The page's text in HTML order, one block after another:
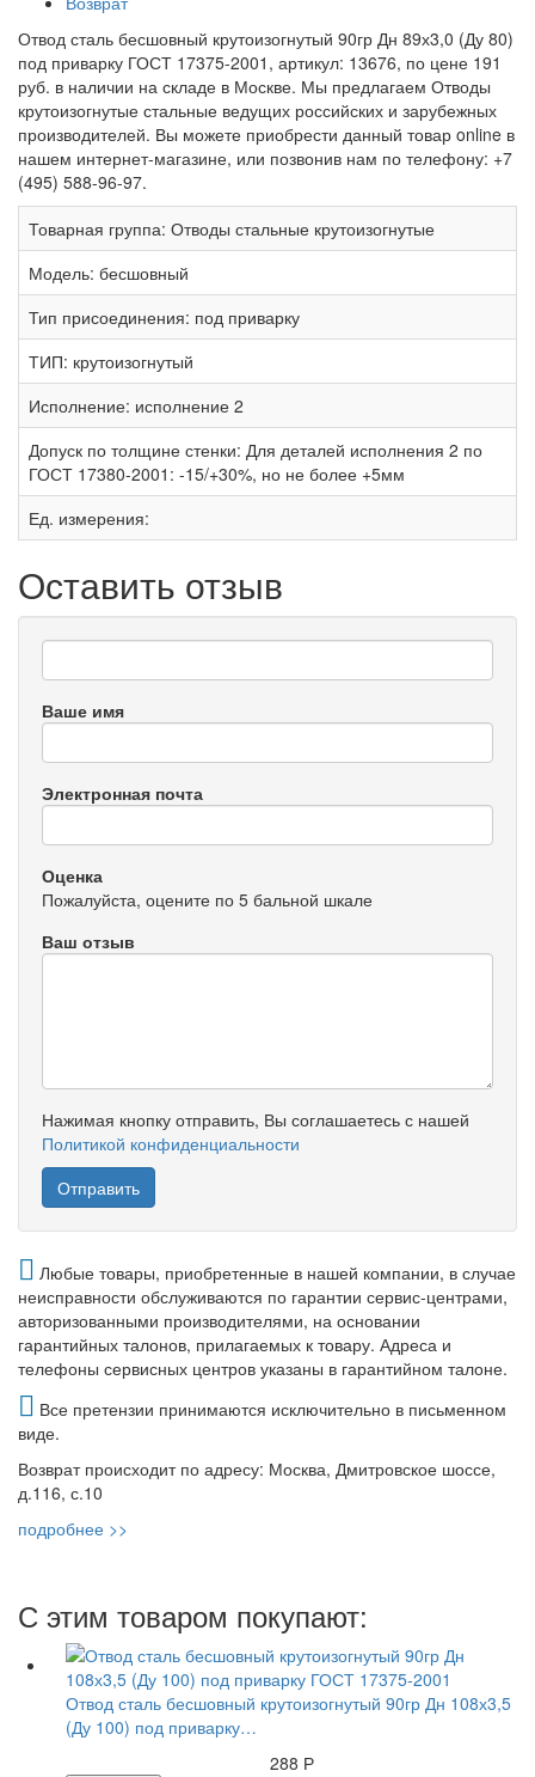
Отвод сталь бесшовный крутоизогнутый 90гр Дн 89х3,0 (Ду 80)
под приварку ГОСТ 17375-2001, артикул: 13676, по цене 191
руб. в наличии на складе в Москве. Мы предлагаем Отводы
крутоизогнутые стальные ведущих российских и зарубежных
производителей. Вы можете приобрести данный товар online в
нашем интернет-магазине, или позвонив нам по телефону: +7
(495) 588-96-97.
Товарная группа: Отводы стальные крутоизогнутые
Модель: бесшовный
Тип присоединения: под приварку
ТИП: крутоизогнутый
Исполнение: исполнение 2
Допуск по толщине стенки: Для деталей исполнения 2 по
ГОСТ 17380-2001: -15/+30%, но не более +5мм
Ед. измерения:
Оставить отзыв
Ваше имя
Электронная почта
Оценка
Пожалуйста, оцените по 5 бальной шкале
Ваш отзыв
Нажимая кнопку отправить, Вы соглашаетесь с нашей
Политикой конфиденциальности
Любые товары, приобретенные в нашей компании, в случае
неисправности обслуживаются по гарантии сервис-центрами,
авторизованными производителями, на основании
гарантийных талонов, прилагаемых к товару. Адреса и
телефоны сервисных центров указаны в гарантийном талоне.
Все претензии принимаются исключительно в письменном
виде.
Возврат происходит по адресу: Москва, Дмитровское шоссе,
д.116, с.10
подробнее >>
С этим товаром покупают:
Отвод сталь бесшовный крутоизогнутый 90гр Дн 108х3,5
(Ду 100) под приварку…
288 Р